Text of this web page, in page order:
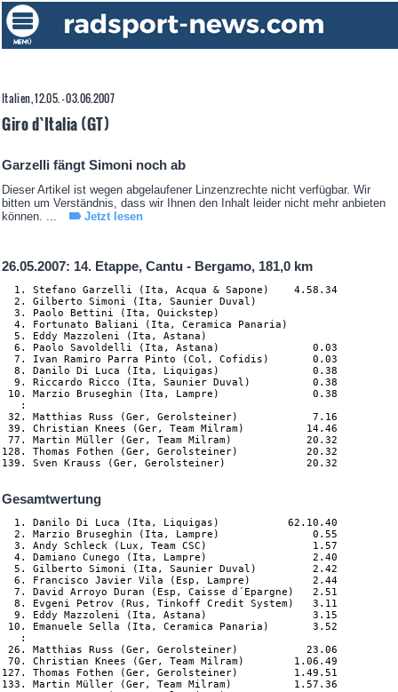
Italien, 12.05. - 03.06.2007
Giro d`Italia (GT)
Garzelli fängt Simoni noch ab
Dieser Artikel ist wegen abgelaufener Linzenzrechte nicht verfügbar. Wir
bitten um Verständnis, dass wir Ihnen den Inhalt leider nicht mehr anbieten
können. ...
Jetzt lesen
26.05.2007: 14. Etappe, Cantu - Bergamo, 181,0 km
  1. Stefano Garzelli (Ita, Acqua & Sapone)    4.58.34
  2. Gilberto Simoni (Ita, Saunier Duval)
  3. Paolo Bettini (Ita, Quickstep)
  4. Fortunato Baliani (Ita, Ceramica Panaria)
  5. Eddy Mazzoleni (Ita, Astana)
  6. Paolo Savoldelli (Ita, Astana)               0.03
  7. Ivan Ramiro Parra Pinto (Col, Cofidis)       0.03
  8. Danilo Di Luca (Ita, Liquigas)               0.38
  9. Riccardo Ricco (Ita, Saunier Duval)          0.38
10. Marzio Bruseghin (Ita, Lampre)               0.38
   :
32. Matthias Russ (Ger, Gerolsteiner)            7.16
39. Christian Knees (Ger, Team Milram)          14.46
77. Martin Müller (Ger, Team Milram)            20.32
128. Thomas Fothen (Ger, Gerolsteiner)           20.32
Gesamtwertung
  1. Danilo Di Luca (Ita, Liquigas)           62.10.40
  2. Marzio Bruseghin (Ita, Lampre)               0.55
  3. Andy Schleck (Lux, Team CSC)                 1.57
  4. Damiano Cunego (Ita, Lampre)                 2.40
  5. Gilberto Simoni (Ita, Saunier Duval)         2.42
  6. Francisco Javier Vila (Esp, Lampre)          2.44
  7. David Arroyo Duran (Esp, Caisse d´Epargne)   2.51
  8. Evgeni Petrov (Rus, Tinkoff Credit System)   3.11
  9. Eddy Mazzoleni (Ita, Astana)                 3.15
10. Emanuele Sella (Ita, Ceramica Panaria)       3.52
   :
26. Matthias Russ (Ger, Gerolsteiner)           23.06
70. Christian Knees (Ger, Team Milram)        1.06.49
127. Thomas Fothen (Ger, Gerolsteiner)         1.49.51
133. Martin Müller (Ger, Team Milram)          1.57.36